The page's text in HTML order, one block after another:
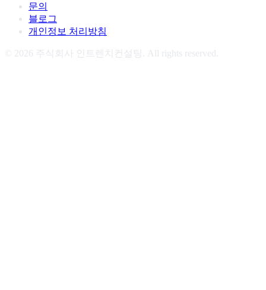
문의
블로그
개인정보 처리방침
© 2026 주식회사 인트렌치컨설팅. All rights reserved.